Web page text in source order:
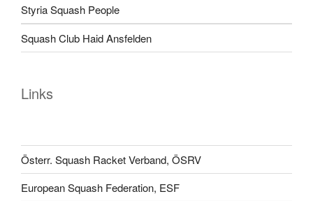
Styria Squash People
Squash Club Haid Ansfelden
Links
Österr. Squash Racket Verband, ÖSRV
European Squash Federation, ESF